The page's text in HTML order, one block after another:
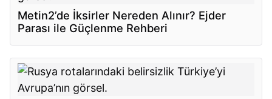
Metin2’de İksirler Nereden Alınır? Ejder
Parası ile Güçlenme Rehberi